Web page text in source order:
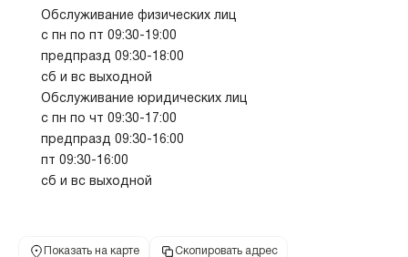
Обслуживание физических лиц
с пн по пт 09:30-19:00
предпразд 09:30-18:00
сб и вс выходной
Обслуживание юридических лиц
с пн по чт 09:30-17:00
предпразд 09:30-16:00
пт 09:30-16:00
сб и вс выходной
Показать на карте Скопировать адрес